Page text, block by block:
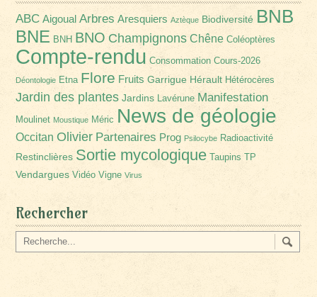
ABC Aigoual Arbres Aresquiers Aztèque Biodiversité BNB
BNE BNH BNO Champignons Chêne Coléoptères
Compte-rendu Consommation Cours-2026
Déontologie Etna Flore Fruits Garrigue Hérault Hétérocères
Jardin des plantes Jardins Lavérune Manifestation
Moulinet Moustique Méric News de géologie
Occitan Olivier Partenaires Prog Psilocybe Radioactivité
Restinclières Sortie mycologique Taupins TP
Vendargues Vidéo Vigne Virus
Rechercher